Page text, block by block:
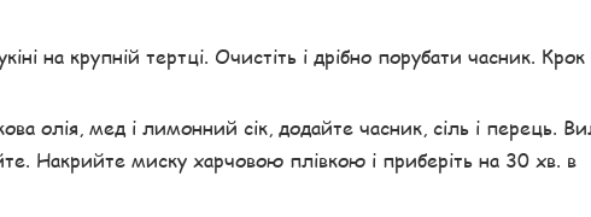
на крупній тертці. Очистіть і дрібно порубати часник.
олія, мед і лимонний сік, додайте часник, сіль і перець.
Накрийте миску харчовою плівкою і приберіть на 30 хв. в